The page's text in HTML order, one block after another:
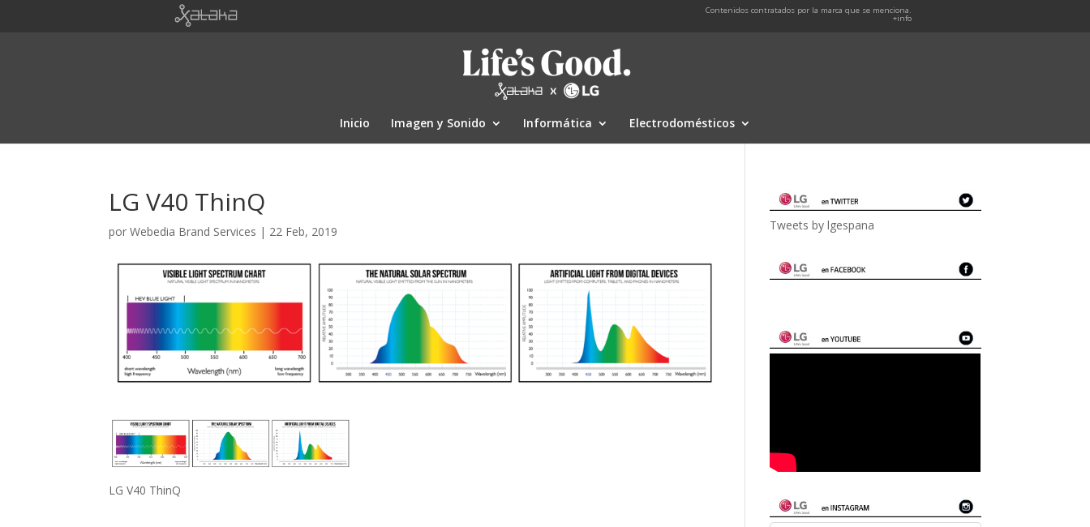
Contenidos contratados por la marca que se menciona.
+info
Inicio Imagen y Sonido Informática Electrodomésticos
LG V40 ThinQ
porWebedia Brand Services | 22 Feb, 2019
LG V40 ThinQ
Tweets by lgespana